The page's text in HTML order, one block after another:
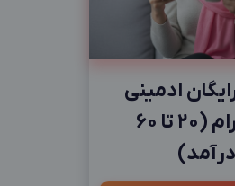
ادمینی
اینستاگرام (20 تا 60